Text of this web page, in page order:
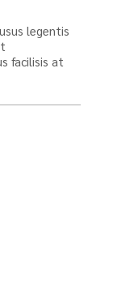
legentis
facilisis at